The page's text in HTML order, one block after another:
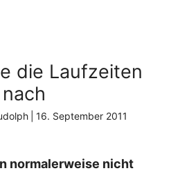
die Laufzeiten
16. September 2011
normalerweise nicht